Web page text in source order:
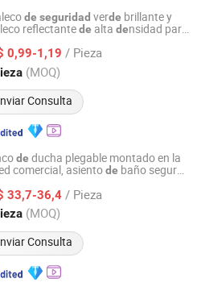
de seguridad verde brillante y
reflectantede alta densidad para
0,99-1,19 / Pieza
(MOQ)
Consulta
Technology Co., Ltd.
Desde 2026
de ducha plegable montado en la
comercial, asientode baño seguro,
discapacidad
33,7-36,4 / Pieza
(MOQ)
Consulta
Co., Ltd.
Desde 2026